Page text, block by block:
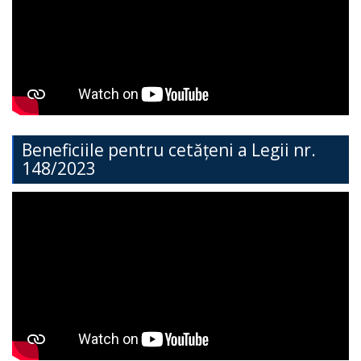
Cimișlia
Direcția
Economie,
Dezvoltare
Beneficiile pentru cetățeni a Legii nr.
148/2023